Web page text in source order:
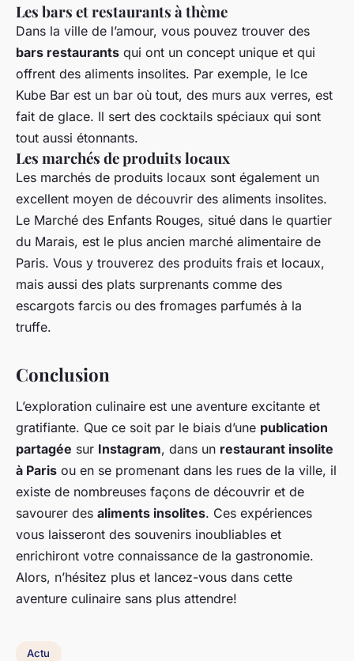
Les bars et restaurants à thème
Dans la ville de l’amour, vous pouvez trouver des
bars restaurants qui ont un concept unique et qui
offrent des aliments insolites. Par exemple, le Ice
Kube Bar est un bar où tout, des murs aux verres, est
fait de glace. Il sert des cocktails spéciaux qui sont
tout aussi étonnants.
Les marchés de produits locaux
Les marchés de produits locaux sont également un
excellent moyen de découvrir des aliments insolites.
Le Marché des Enfants Rouges, situé dans le quartier
du Marais, est le plus ancien marché alimentaire de
Paris. Vous y trouverez des produits frais et locaux,
mais aussi des plats surprenants comme des
escargots farcis ou des fromages parfumés à la
truffe.
Conclusion
L’exploration culinaire est une aventure excitante et
gratifiante. Que ce soit par le biais d’une publication
partagée sur Instagram, dans un restaurant insolite
à Paris ou en se promenant dans les rues de la ville, il
existe de nombreuses façons de découvrir et de
savourer des aliments insolites. Ces expériences
vous laisseront des souvenirs inoubliables et
enrichiront votre connaissance de la gastronomie.
Alors, n’hésitez plus et lancez-vous dans cette
aventure culinaire sans plus attendre!
Actu